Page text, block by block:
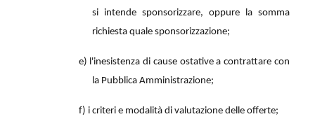
si intende sponsorizzare, oppure la somma
richiesta quale sponsorizzazione;
e) l'inesistenza di cause ostative a contrattare con
la Pubblica Amministrazione;
f) i criteri e modalità di valutazione delle offerte;